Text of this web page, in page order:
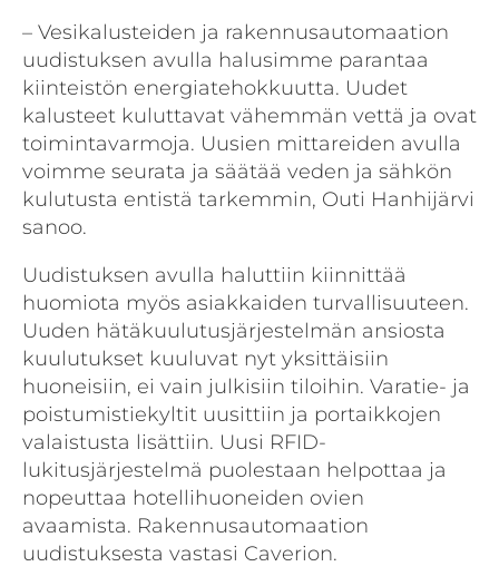
– Vesikalusteiden ja rakennusautomaation
uudistuksen avulla halusimme parantaa
kiinteistön energiatehokkuutta. Uudet
kalusteet kuluttavat vähemmän vettä ja ovat
toimintavarmoja. Uusien mittareiden avulla
voimme seurata ja säätää veden ja sähkön
kulutusta entistä tarkemmin, Outi Hanhijärvi
sanoo.
Uudistuksen avulla haluttiin kiinnittää
huomiota myös asiakkaiden turvallisuuteen.
Uuden hätäkuulutusjärjestelmän ansiosta
kuulutukset kuuluvat nyt yksittäisiin
huoneisiin, ei vain julkisiin tiloihin. Varatie- ja
poistumistiekyltit uusittiin ja portaikkojen
valaistusta lisättiin. Uusi RFID-
lukitusjärjestelmä puolestaan helpottaa ja
nopeuttaa hotellihuoneiden ovien
avaamista. Rakennusautomaation
uudistuksesta vastasi Caverion.